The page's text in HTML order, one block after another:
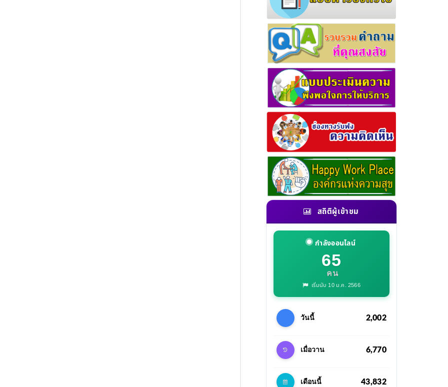
สถิติผู้เข้าชม
กำลังออนไลน์
65
คน
เริ่มนับ 10 ม.ค. 2566
วันนี้ 2,002
เมื่อวาน 6,770
เดือนนี้ 43,832